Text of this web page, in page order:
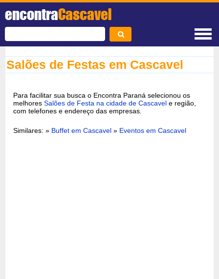
encontraCascavel
Salões de Festas em Cascavel
Para facilitar sua busca o Encontra Paraná selecionou os
melhoresSalões de Festa na cidade de Cascavel e região,
com telefones e endereço das empresas.
Similares: » Buffet em Cascavel » Eventos em Cascavel